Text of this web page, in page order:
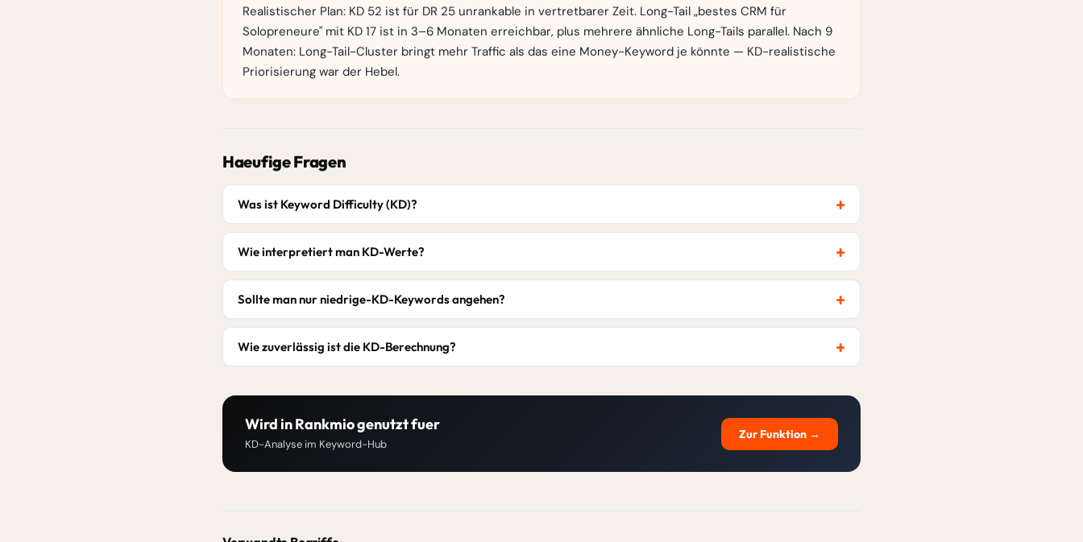
Realistischer Plan: KD 52 ist für DR 25 unrankable in vertretbarer Zeit. Long-Tail „bestes CRM für
Solopreneure" mit KD 17 ist in 3–6 Monaten erreichbar, plus mehrere ähnliche Long-Tails parallel. Nach 9
Monaten: Long-Tail-Cluster bringt mehr Traffic als das eine Money-Keyword je könnte — KD-realistische
Priorisierung war der Hebel.
Haeufige Fragen
Was ist Keyword Difficulty (KD)?
Wie interpretiert man KD-Werte?
Sollte man nur niedrige-KD-Keywords angehen?
Wie zuverlässig ist die KD-Berechnung?
Wird in Rankmio genutzt fuer
KD-Analyse im Keyword-Hub
Zur Funktion →